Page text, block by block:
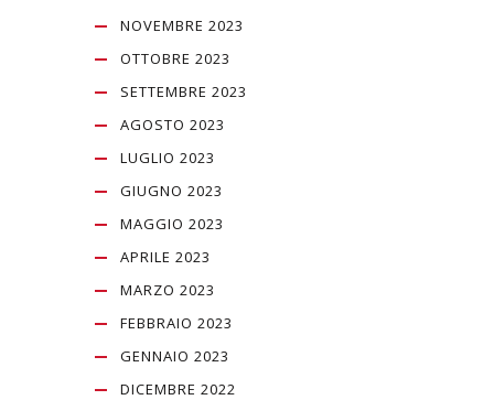
NOVEMBRE 2023
OTTOBRE 2023
SETTEMBRE 2023
AGOSTO 2023
LUGLIO 2023
GIUGNO 2023
MAGGIO 2023
APRILE 2023
MARZO 2023
FEBBRAIO 2023
GENNAIO 2023
DICEMBRE 2022